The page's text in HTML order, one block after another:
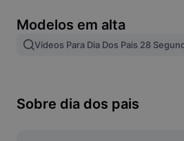
Mesclar imagens
Redimensionar Imagem
Modelos em alta
Vídeos Para Dia Dos Pais 28
Sobre dia dos pais